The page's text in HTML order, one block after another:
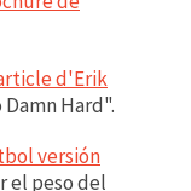
d'Erik
Damn Hard".
versión
el peso del